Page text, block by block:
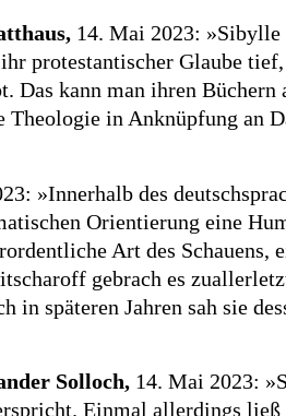
14. Mai 2023: »Sibylle
protestantischer Glaube
kann man ihren
in Anknüpfung an
»Innerhalb des
Orientierung eine
Art des Schauens,
gebrach es
in späteren Jahren sah sie
Solloch, 14. Mai 2023:
Einmal allerdings